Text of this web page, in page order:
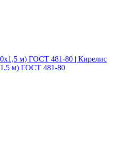
м) ГОСТ 481-80